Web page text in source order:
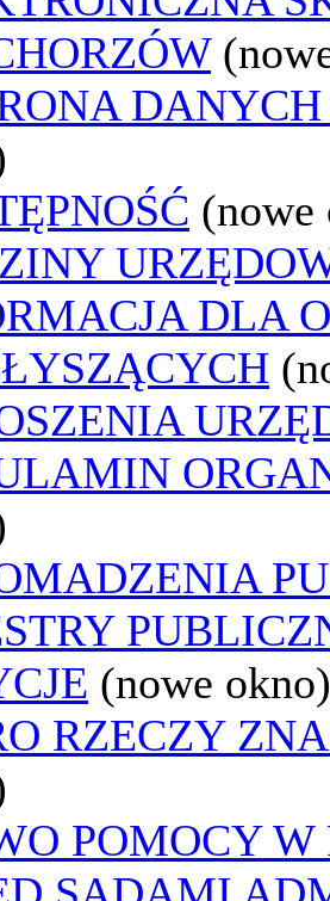
(nowe
DLA
(nowe okno)
RZECZY
POMOCY